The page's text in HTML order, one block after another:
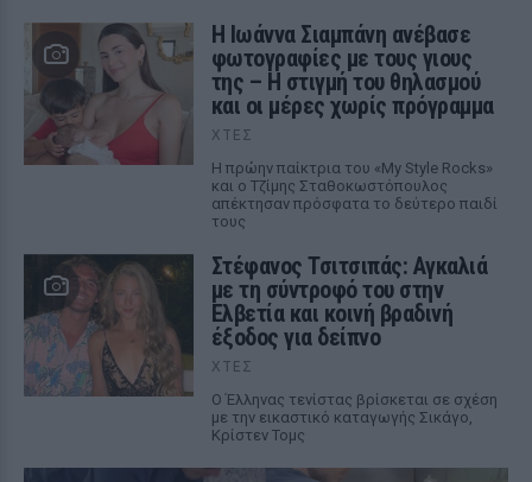
H Ιωάννα Σιαμπάνη ανέβασε
φωτογραφίες με τους γιους
της – Η στιγμή του θηλασμού
και οι μέρες χωρίς πρόγραμμα
ΧΤΕΣ
Η πρώην παίκτρια του «My Style Rocks»
και ο Τζίμης Σταθοκωστόπουλος
απέκτησαν πρόσφατα το δεύτερο παιδί
τους
Στέφανος Τσιτσιπάς: Αγκαλιά
με τη σύντροφό του στην
Ελβετία και κοινή βραδινή
έξοδος για δείπνο
ΧΤΕΣ
Ο Έλληνας τενίστας βρίσκεται σε σχέση
με την εικαστικό καταγωγής Σικάγο,
Κρίστεν Τομς